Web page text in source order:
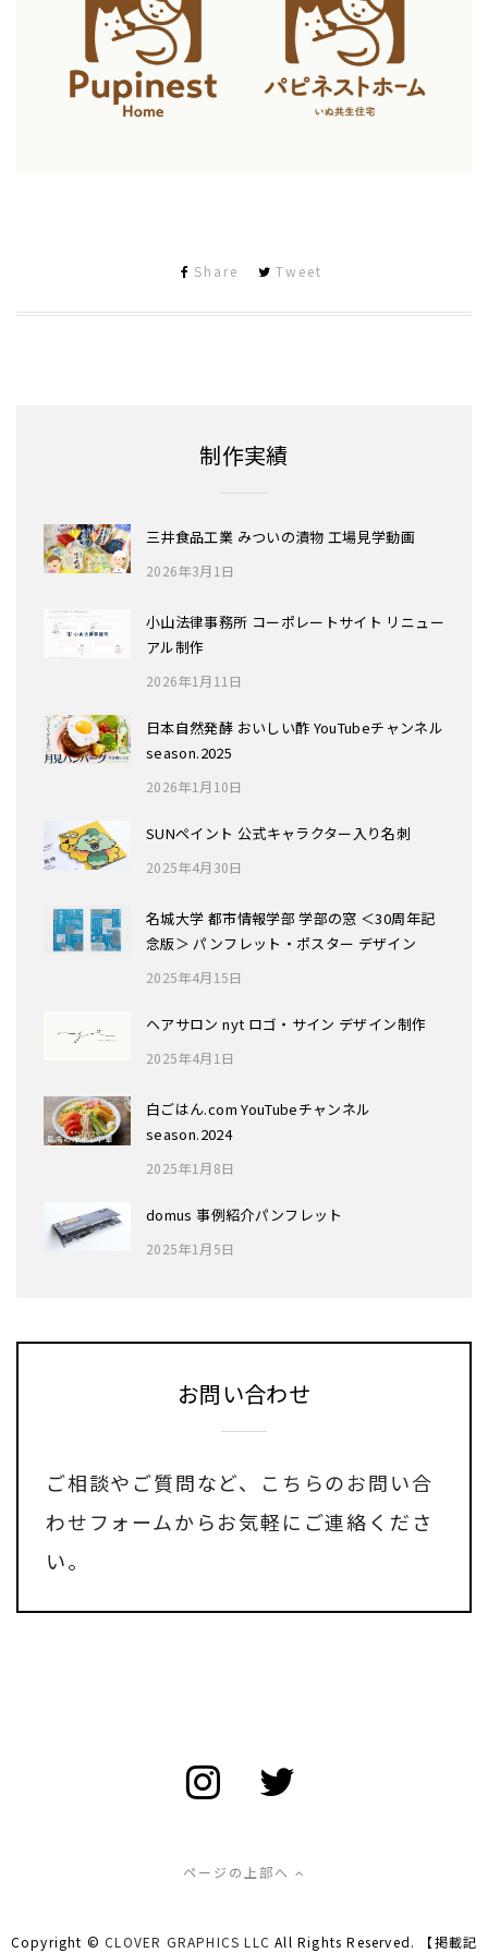
Share Tweet
制作実績
三井食品工業 みついの漬物 工場見学動画
2026年3月1日
小山法律事務所 コーポレートサイト リニュー
アル制作
2026年1月11日
日本自然発酵 おいしい酢 YouTubeチャンネル
season.2025
2026年1月10日
SUNペイント 公式キャラクター入り名刺
2025年4月30日
名城大学 都市情報学部 学部の窓 ＜30周年記
念版＞ パンフレット・ポスター デザイン
2025年4月15日
ヘアサロン nyt ロゴ・サイン デザイン制作
2025年4月1日
白ごはん.com YouTubeチャンネル
season.2024
2025年1月8日
domus 事例紹介パンフレット
2025年1月5日
お問い合わせ
ご相談やご質問など、
こちらのお問い合
わせフォームからお気軽にご連絡くださ
い。
ページの上部へ
Copyright ©CLOVER GRAPHICS LLC All Rights Reserved. 【掲載記